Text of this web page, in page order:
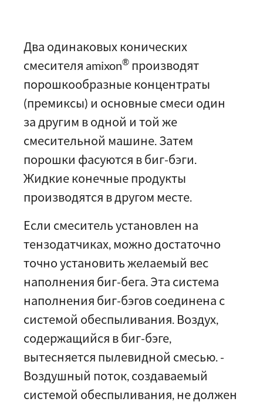
Два одинаковых конических
смесителя amixon® производят
порошкообразные концентраты
(премиксы) и основные смеси один
за другим в одной и той же
смесительной машине. Затем
порошки фасуются в биг-бэги.
Жидкие конечные продукты
производятся в другом месте.
Если смеситель установлен на
тензодатчиках, можно достаточно
точно установить желаемый вес
наполнения биг-бега. Эта система
наполнения биг-бэгов соединена с
системой обеспыливания. Воздух,
содержащийся в биг-бэге,
вытесняется пылевидной смесью. -
Воздушный поток, создаваемый
системой обеспыливания, не должен